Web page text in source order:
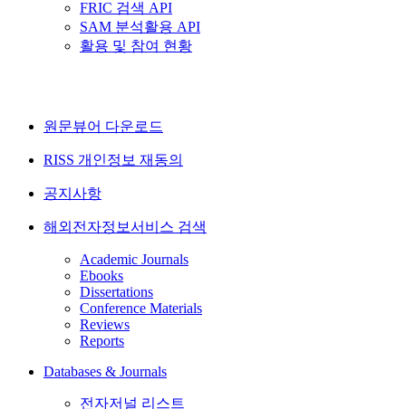
FRIC 검색 API
SAM 분석활용 API
활용 및 참여 현황
원문뷰어 다운로드
RISS 개인정보 재동의
공지사항
해외전자정보서비스 검색
Academic Journals
Ebooks
Dissertations
Conference Materials
Reviews
Reports
Databases & Journals
전자저널 리스트